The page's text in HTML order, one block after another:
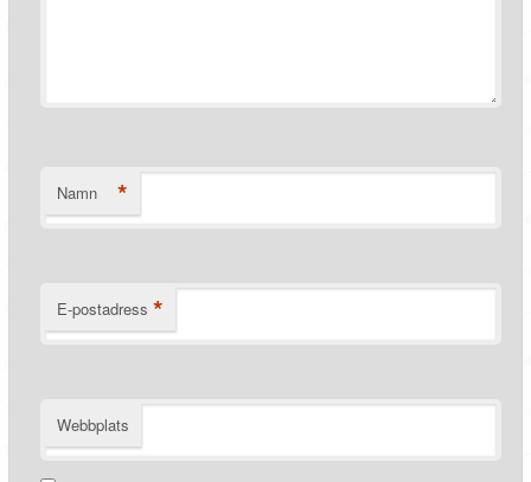
Namn *
E-postadress *
Webbplats